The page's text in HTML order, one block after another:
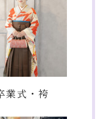
業式・袴